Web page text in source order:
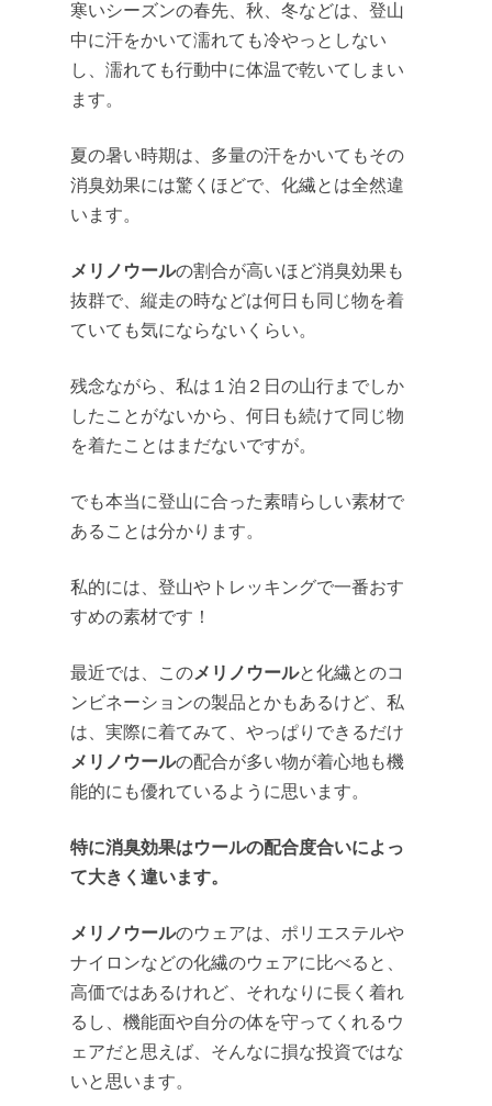
寒いシーズンの春先、秋、冬などは、登山
中に汗をかいて濡れても冷やっとしない
し、濡れても行動中に体温で乾いてしまい
ます。
夏の暑い時期は、多量の汗をかいてもその
消臭効果には驚くほどで、化繊とは全然違
います。
メリノウールの割合が高いほど消臭効果も
抜群で、縦走の時などは何日も同じ物を着
ていても気にならないくらい。
残念ながら、私は１泊２日の山行までしか
したことがないから、何日も続けて同じ物
を着たことはまだないですが。
でも本当に登山に合った素晴らしい素材で
あることは分かります。
私的には、登山やトレッキングで一番おす
すめの素材です！
最近では、このメリノウールと化繊とのコ
ンビネーションの製品とかもあるけど、私
は、実際に着てみて、やっぱりできるだけ
メリノウールの配合が多い物が着心地も機
能的にも優れているように思います。
特に消臭効果はウールの配合度合いによっ
て大きく違います。
メリノウールのウェアは、ポリエステルや
ナイロンなどの化繊のウェアに比べると、
高価ではあるけれど、それなりに長く着れ
るし、機能面や自分の体を守ってくれるウ
ェアだと思えば、そんなに損な投資ではな
いと思います。